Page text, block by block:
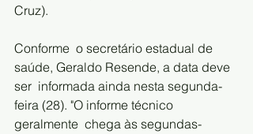
Cruz).
Conforme  o secretário estadual de
saúde, Geraldo Resende, a data deve
ser  informada ainda nesta segunda-
feira (28). "O informe técnico
geralmente  chega às segundas-